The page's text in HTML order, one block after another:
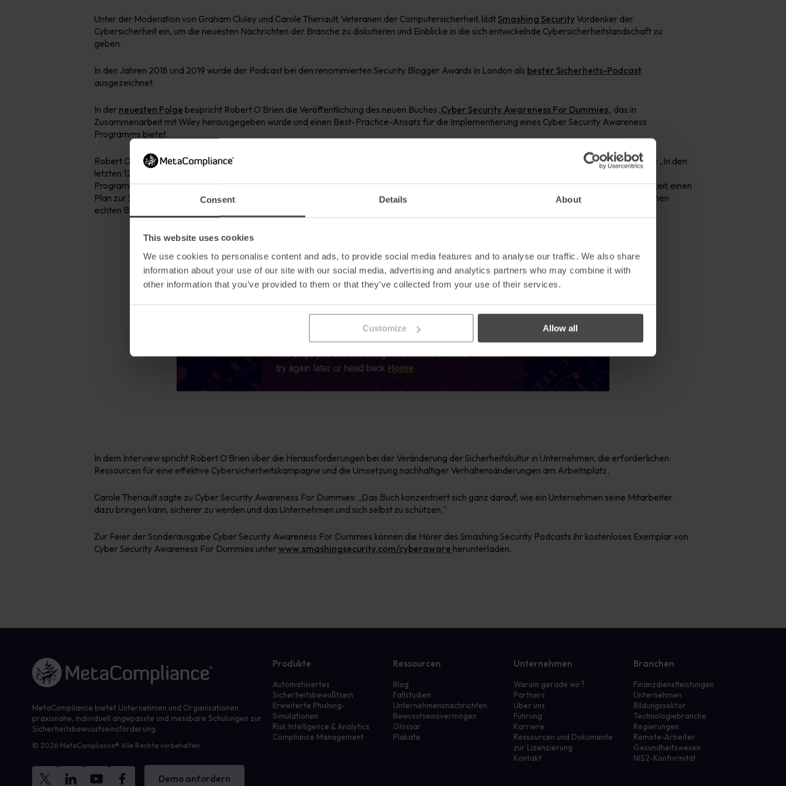
Consent Details About
This website uses cookies
We use cookies to personalise content and ads, to provide social media features and to analyse our traffic. We also share
information about your use of our site with our social media, advertising and analytics partners who may combine it with
other information that you’ve provided to them or that they’ve collected from your use of their services.
Customize Allow all
Unter der Moderation von Graham Cluley und Carole Theriault, Veteranen der Computersicherheit, lädt Smashing SecurityVordenker der
Cybersicherheit ein, um die neuesten Nachrichten der Branche zu diskutieren und Einblicke in die sich entwickelnde Cybersicherheitslandschaft zu
geben.
In den Jahren 2018 und 2019 wurde der Podcast bei den renommierten Security Blogger Awards in London als bester Sicherheits-Podcast
ausgezeichnet.
In der neuesten Folge bespricht Robert O’Brien die Veröffentlichung des neuen Buches ‚Cyber Security Awareness For Dummies‚, das in
Zusammenarbeit mit Wiley herausgegeben wurde und einen Best-Practice-Ansatz für die Implementierung eines Cyber Security Awareness
Programms bietet.
Robert O’Brien, preisgekrönter Vordenker auf dem Gebiet der Cybersicherheit und Autor von Cyber Security Awareness For Dummies, sagte: „In den
letzten 12 Jahren hat MetaCompliance einen reichen Erfahrungsschatz aufgebaut, indem wir Kunden bei der Entwicklung und Umsetzung von
Programmen zur Sensibilisierung der Mitarbeiter für Cybersicherheit geholfen haben, die funktionieren. Unternehmen erkennen die Notwendigkeit, einen
Plan zur Sensibilisierung für Cyber-Sicherheit einzuführen, aber es kann schwierig sein, zu wissen, wo man anfangen soll. Wir wussten, dass es einen
echten Bedarf gab, ein definitives Handbuch für die Veränderung der Cybersicherheitskultur zu erstellen.
In dem Interview spricht Robert O’Brien über die Herausforderungen bei der Veränderung der Sicherheitskultur in Unternehmen, die erforderlichen
Ressourcen für eine effektive Cybersicherheitskampagne und die Umsetzung nachhaltiger Verhaltensänderungen am Arbeitsplatz.
Carole Theriault sagte zu Cyber Security Awareness For Dummies: „Das Buch konzentriert sich ganz darauf, wie ein Unternehmen seine Mitarbeiter
dazu bringen kann, sicherer zu werden und das Unternehmen und sich selbst zu schützen.“
Zur Feier der Sonderausgabe Cyber Security Awareness For Dummies können die Hörer des Smashing Security Podcasts ihr kostenloses Exemplar von
Cyber Security Awareness For Dummies unterwww.smashingsecurity.com/cyberaware herunterladen.
Link zur Homepage
MetaCompliance bietet Unternehmen und Organisationen
praxisnahe, individuell angepasste und messbare Schulungen zur
Sicherheitsbewusstseinsförderung.
© 2026 MetaCompliance® Alle Rechte vorbehalten.
Demo anfordern
Produkte
Automatisiertes
Sicherheitsbewußtsein
Erweiterte Phishing-
Simulationen
Risk Intelligence & Analytics
Compliance Management
Ressourcen
Blog
Fallstudien
Unternehmensnachrichten
Bewusstseinsvermögen
Glossar
Plakate
Unternehmen
Warum gerade wir?
Partners
Über uns
Führung
Karriere
Ressourcen und Dokumente
zur Lizenzierung
Kontakt
Branchen
Finanzdienstleistungen
Unternehmen
Bildungssektor
Technologiebranche
Regierungen
Remote-Arbeiter
Gesundheitswesen
NIS2-Konformität